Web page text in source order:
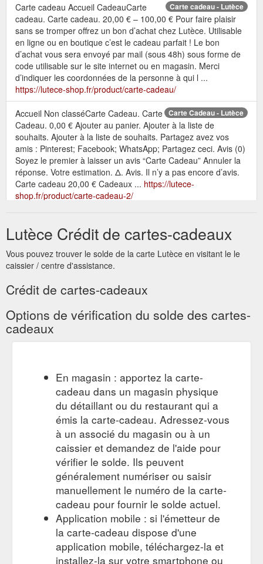
Carte cadeau - Lutèce
Carte cadeau Accueil CadeauCarte
cadeau. Carte cadeau. 20,00 € – 100,00 € Pour faire plaisir
sans se tromper offrez un bon d’achat chez Lutèce. Utilisable
en ligne ou en boutique c’est le cadeau parfait ! Le bon
d’achat vous sera envoyé par mail (sous 48h) sous forme de
code utilisable sur le site internet ou en magasin. Merci
d’indiquer les coordonnées de la personne à qui l ...
https://lutece-shop.fr/product/carte-cadeau/
Carte Cadeau - Lutèce
Accueil Non classéCarte Cadeau. Carte
Cadeau. 0,00 € Ajouter au panier. Ajouter à la liste de
souhaits. Ajouter à la liste de souhaits. Partagez avez vos
amis : Pinterest; Facebook; WhatsApp; Partagez ceci. Avis (0)
Soyez le premier à laisser un avis “Carte Cadeau” Annuler la
réponse. Votre estimation. Δ. Avis. Il n’y a pas encore d’avis.
Carte cadeau 20,00 € Cadeaux ... https://lutece-
shop.fr/product/carte-cadeau-2/
cadeau; Décoration; Le journal de Lutèce. Lookbook; Blog;
Mon compte; Contact; 0. Les favoris du mois Petites pépites
prêtes à porter ! Retrouvez toutes les nouveautés. Glamour &
trendy, composez votre propre style et devenez les plus belles
options. Blouse Odessa. 34,00 € Ajouter à la liste de souhaits.
Carte cadeau; Décoration; Le journal de
Lutèce. Lookbook; Blog; Mon compte; Contact; 0. La Boutique
S (33) M (33) L (33) XL (6) Affichage de 1–24 sur 392
résultats . Aperçu rapide Ajouter au panier. Sac Gobert.
Ajouter à la liste de souhaits. 44,99 € Aperçu ...https://lutece-
shop.fr/boutique/
Cadeaux | Lutèce
Carte cadeau; Décoration; Le journal de
Lutèce. Lookbook; Blog; Mon compte; Contact; 0. Cadeaux
Accueil Non class éCadeaux. Cadeaux. Ajouter à la liste de
souhaits. Partagez ceci. Avis (0) Soyez le premier à laisser un
avis “Cadeaux” Annuler la réponse. Votre estimation. Δ. Avis.
Il n’y a pas encore d’avis. Carte Cadeau 0,00 € caf 20,00 €
LIVRAISON GRATUITE. Dès 50€ d ...https://lutece-
shop.fr/product/cadeaux/
Les Nouveautés | Lutèce | Boutique de prêt-à-porter féminin
cadeau; Décoration; Le journal de Lutèce. Lookbook; Blog;
Mon compte; Contact; 0. LES NOUVEAUTÉS. Aperçu rapide
Lutèce Crédit de cartes-cadeaux
Vous pouvez trouver le solde de la carte Lutèce en visitant le le
caissier / centre d'assistance.
Crédit de cartes-cadeaux
Options de vérification du solde des cartes-
cadeaux
En magasin : apportez la carte-
cadeau dans un magasin physique
du détaillant ou du restaurant qui a
émis la carte-cadeau. Adressez-vous
à un associé du magasin ou à un
caissier et demandez de l'aide pour
vérifier le solde. Ils peuvent
généralement numériser ou saisir
manuellement le numéro de la carte-
cadeau pour fournir le solde actuel.
Application mobile : si l'émetteur de
la carte-cadeau dispose d'une
application mobile, téléchargez-la et
installez-la sur votre smartphone ou